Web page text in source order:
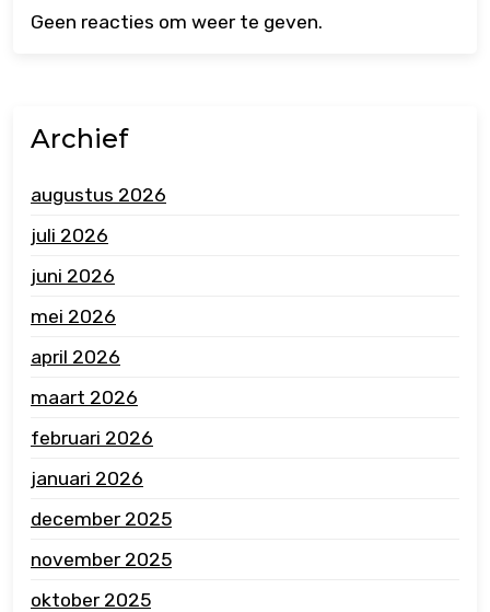
Geen reacties om weer te geven.
Archief
augustus 2026
juli 2026
juni 2026
mei 2026
april 2026
maart 2026
februari 2026
januari 2026
december 2025
november 2025
oktober 2025